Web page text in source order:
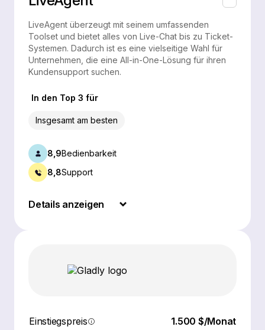
LiveAgent überzeugt mit seinem umfassenden
Toolset und bietet alles von Live-Chat bis zu Ticket-
Systemen. Dadurch ist es eine vielseitige Wahl für
Unternehmen, die eine All-in-One-Lösung für ihren
Kundensupport suchen.
In den Top 3 für
Insgesamt am besten
8,9Bedienbarkeit
8,8Support
Details anzeigen
Einstiegspreis 1.500 $/Monat